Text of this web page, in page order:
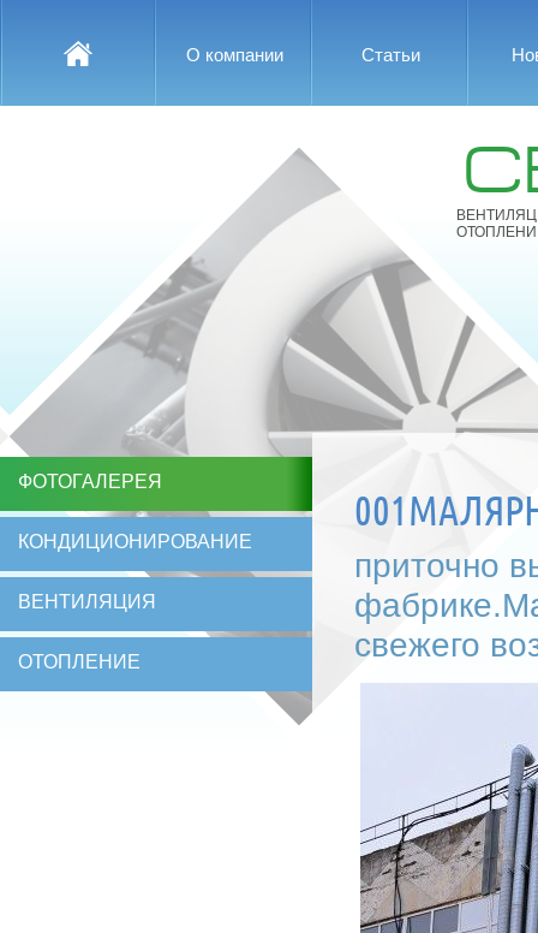
О компании Статьи
ФОТОГАЛЕРЕЯ
КОНДИЦИОНИРОВАНИЕ
ВЕНТИЛЯЦИЯ
ОТОПЛЕНИЕ
приточно
свежего